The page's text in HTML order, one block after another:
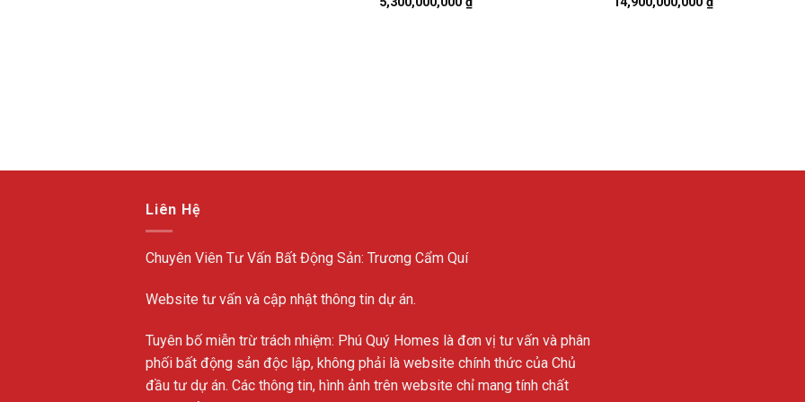
Liên Hệ
Chuyên Viên Tư Vấn Bất Động Sản: Trương Cẩm Quí
Website tư vấn và cập nhật thông tin dự án.
Tuyên bố miễn trừ trách nhiệm: Phú Quý Homes là đơn vị tư vấn và phân
phối bất động sản độc lập, không phải là website chính thức của Chủ
đầu tư dự án. Các thông tin, hình ảnh trên website chỉ mang tính chất